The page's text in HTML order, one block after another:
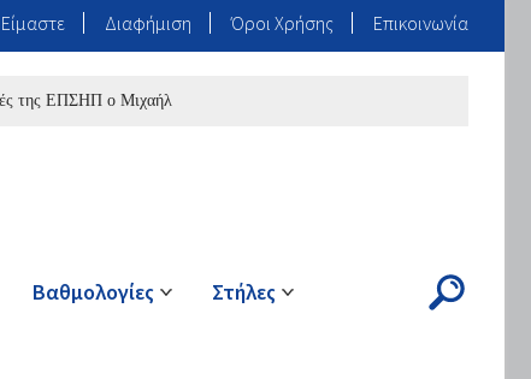
Διαφήμιση Όροι Χρήσης Επικοινωνία
ΕΠΣΗΠ ο Μιχαήλ
Βαθμολογίες Στήλες